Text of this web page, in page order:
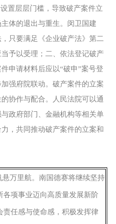
置层层门槛，导致破产案件立
体的退出与重生。闵卫国建
只要满足《企业破产法》第二
予以受理；二、依法登记破产
申请材料后应以“破申”案号登
强府院联动。破产案件的立案
协作与配合。人民法院可以通
政府部门、金融机构等相关单
，共同推动破产案件的立案和
万里航。南国德赛将继续坚持
各项事业迈向高质量发展新阶
任感与使命感，积极发挥律